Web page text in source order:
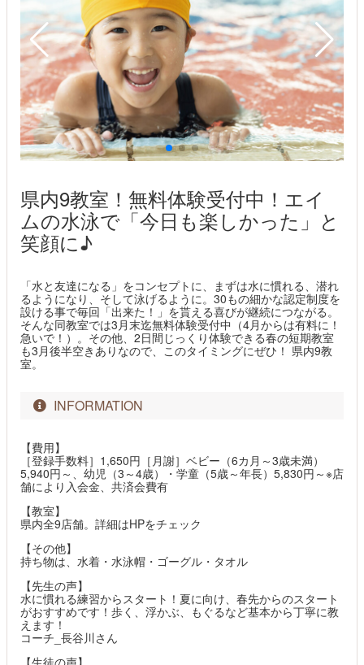
県内9教室！無料体験受付中！エイ
ムの水泳で「今日も楽しかった」と
笑顔に♪
「水と友達になる」をコンセプトに、まずは水に慣れる、潜れ
るようになり、そして泳げるように。30もの細かな認定制度を
設ける事で毎回「出来た！」を貰える喜びが継続につながる。
そんな同教室では3月末迄無料体験受付中（4月からは有料に！
急いで！）。その他、2日間じっくり体験できる春の短期教室
も3月後半空きありなので、このタイミングにぜひ！ 県内9教
室。
INFORMATION
【費用】
［登録手数料］1,650円［月謝］ベビー（6カ月～3歳未満）
5,940円～、幼児（3～4歳）・学童（5歳～年長）5,830円～※店
舗により入会金、共済会費有
【教室】
県内全9店舗。詳細はHPをチェック
【その他】
持ち物は、水着・水泳帽・ゴーグル・タオル
【先生の声】
水に慣れる練習からスタート！夏に向け、春先からのスタート
がおすすめです！歩く、浮かぶ、もぐるなど基本から丁寧に教
えます！
コーチ_長谷川さん